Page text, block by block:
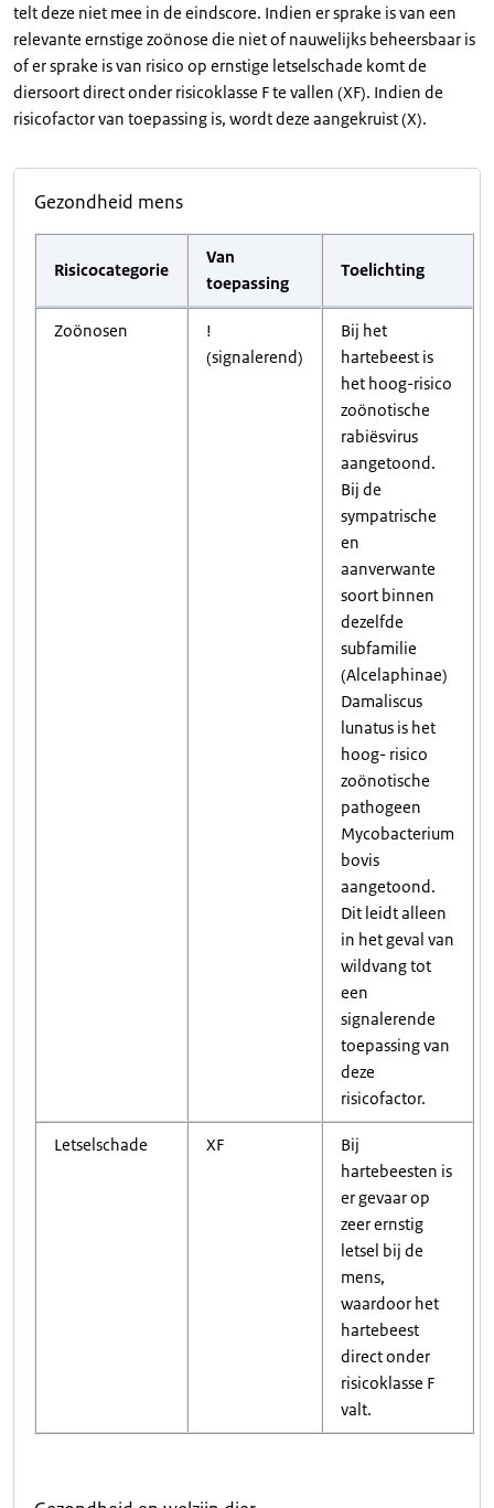
telt deze niet mee in de eindscore. Indien er sprake is van een
relevante ernstige zoönose die niet of nauwelijks beheersbaar is
of er sprake is van risico op ernstige letselschade komt de
diersoort direct onder risicoklasse F te vallen (XF). Indien de
risicofactor van toepassing is, wordt deze aangekruist (X).
Gezondheid mens
Risicocategorie
Van
toepassing
Toelichting
Zoönosen
!
(signalerend)
Bij het
hartebeest is
het hoog-risico
zoönotische
rabiësvirus
aangetoond.
Bij de
sympatrische
en
aanverwante
soort binnen
dezelfde
subfamilie
(Alcelaphinae)
Damaliscus
lunatus is het
hoog- risico
zoönotische
pathogeen
Mycobacterium
bovis
aangetoond.
Dit leidt alleen
in het geval van
wildvang tot
een
signalerende
toepassing van
deze
risicofactor.
Letselschade XF
Bij
hartebeesten is
er gevaar op
zeer ernstig
letsel bij de
mens,
waardoor het
hartebeest
direct onder
risicoklasse F
valt.